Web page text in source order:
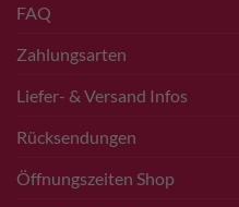
FAQ
Zahlungsarten
Liefer- & Versand Infos
Rücksendungen
Öffnungszeiten Shop